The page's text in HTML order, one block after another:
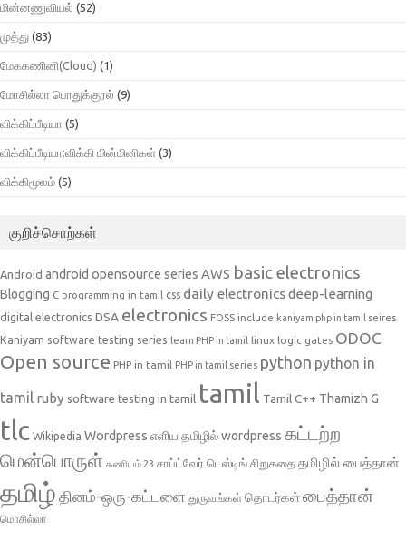
மின்னணுவியல் (52)
முத்து (83)
மேககணினி(Cloud) (1)
மோசில்லா பொதுக்குரல் (9)
விக்கிப்பீடியா (5)
விக்கிப்பீடியா:விக்கி மின்மினிகள் (3)
விக்கிமூலம் (5)
குறிச்சொற்கள்
Android android opensource series AWS basic electronics
Blogging C programming in tamil css daily electronicsdeep-learning
digital electronics DSA electronics FOSS include kaniyam php in tamil seires
Kaniyam software testing series learn PHP in tamil linux logic gates ODOC
Open source PHP in tamil PHP in tamil series python python in
tamil ruby software testing in tamil tamil Tamil C++ Thamizh G
tlc Wikipedia Wordpress எளிய தமிழில் wordpress கட்டற்ற
மென்பொருள் கணியம் 23 சாப்ட்வேர் டெஸ்டிங் சிறுகதை தமிழில் பைத்தான்
தமிழ் தினம்-ஒரு-கட்டளை துருவங்கள் தொடர்கள்பைத்தான்
மொசில்லா